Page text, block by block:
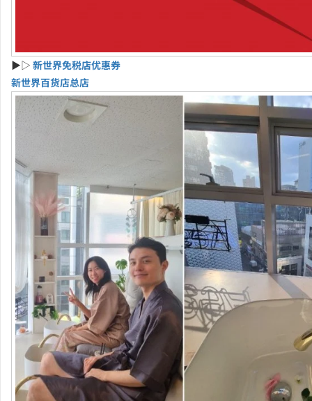
▶▷ 新世界免税店优惠券
新世界百货店总店